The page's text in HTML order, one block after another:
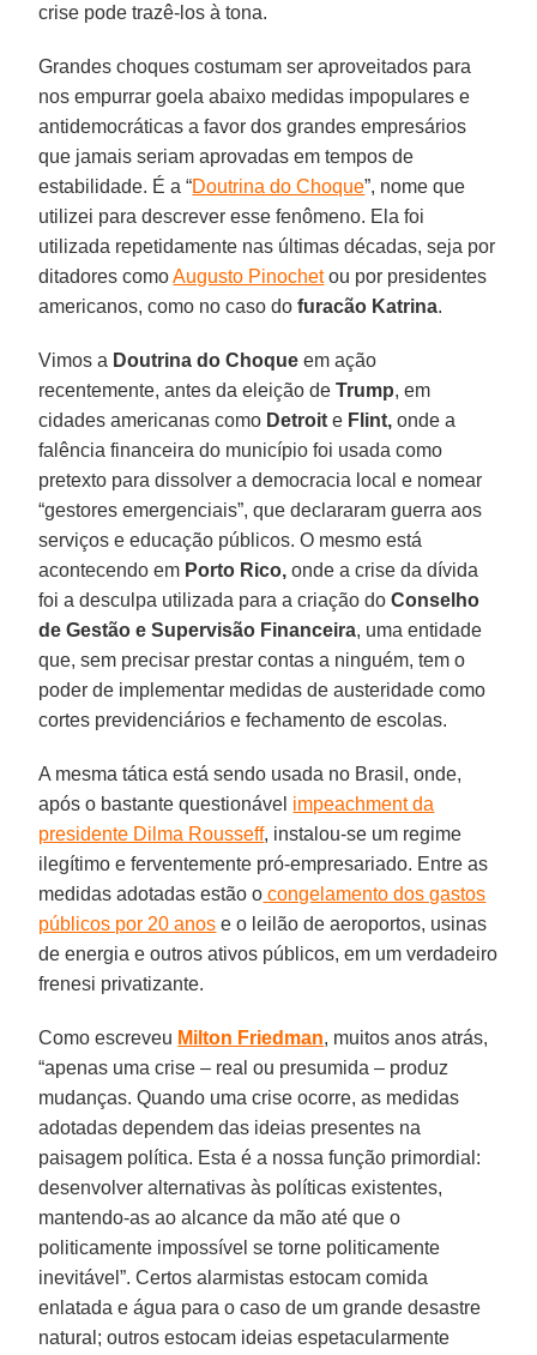
crise pode trazê-los à tona.
Grandes choques costumam ser aproveitados para
nos empurrar goela abaixo medidas impopulares e
antidemocráticas a favor dos grandes empresários
que jamais seriam aprovadas em tempos de
estabilidade. É a “Doutrina do Choque”, nome que
utilizei para descrever esse fenômeno. Ela foi
utilizada repetidamente nas últimas décadas, seja por
ditadores comoAugusto Pinochetou por presidentes
americanos, como no caso dofuracão Katrina.
Vimos a Doutrina do Choque em ação
recentemente, antes da eleição deTrump, em
cidades americanas como Detroit e Flint, onde a
falência financeira do município foi usada como
pretexto para dissolver a democracia local e nomear
“gestores emergenciais”, que declararam guerra aos
serviços e educação públicos. O mesmo está
acontecendo em Porto Rico, onde a crise da dívida
foi a desculpa utilizada para a criação do Conselho
de Gestão e Supervisão Financeira, uma entidade
que, sem precisar prestar contas a ninguém, tem o
poder de implementar medidas de austeridade como
cortes previdenciários e fechamento de escolas.
A mesma tática está sendo usada no Brasil, onde,
após o bastante questionável impeachment da
presidente Dilma Rousseff, instalou-se um regime
ilegítimo e ferventemente pró-empresariado. Entre as
medidas adotadas estão o congelamento dos gastos
públicos por 20 anos e o leilão de aeroportos, usinas
de energia e outros ativos públicos, em um verdadeiro
frenesi privatizante.
Como escreveu Milton Friedman, muitos anos atrás,
“apenas uma crise – real ou presumida – produz
mudanças. Quando uma crise ocorre, as medidas
adotadas dependem das ideias presentes na
paisagem política. Esta é a nossa função primordial:
desenvolver alternativas às políticas existentes,
mantendo-as ao alcance da mão até que o
politicamente impossível se torne politicamente
inevitável”. Certos alarmistas estocam comida
enlatada e água para o caso de um grande desastre
natural; outros estocam ideias espetacularmente